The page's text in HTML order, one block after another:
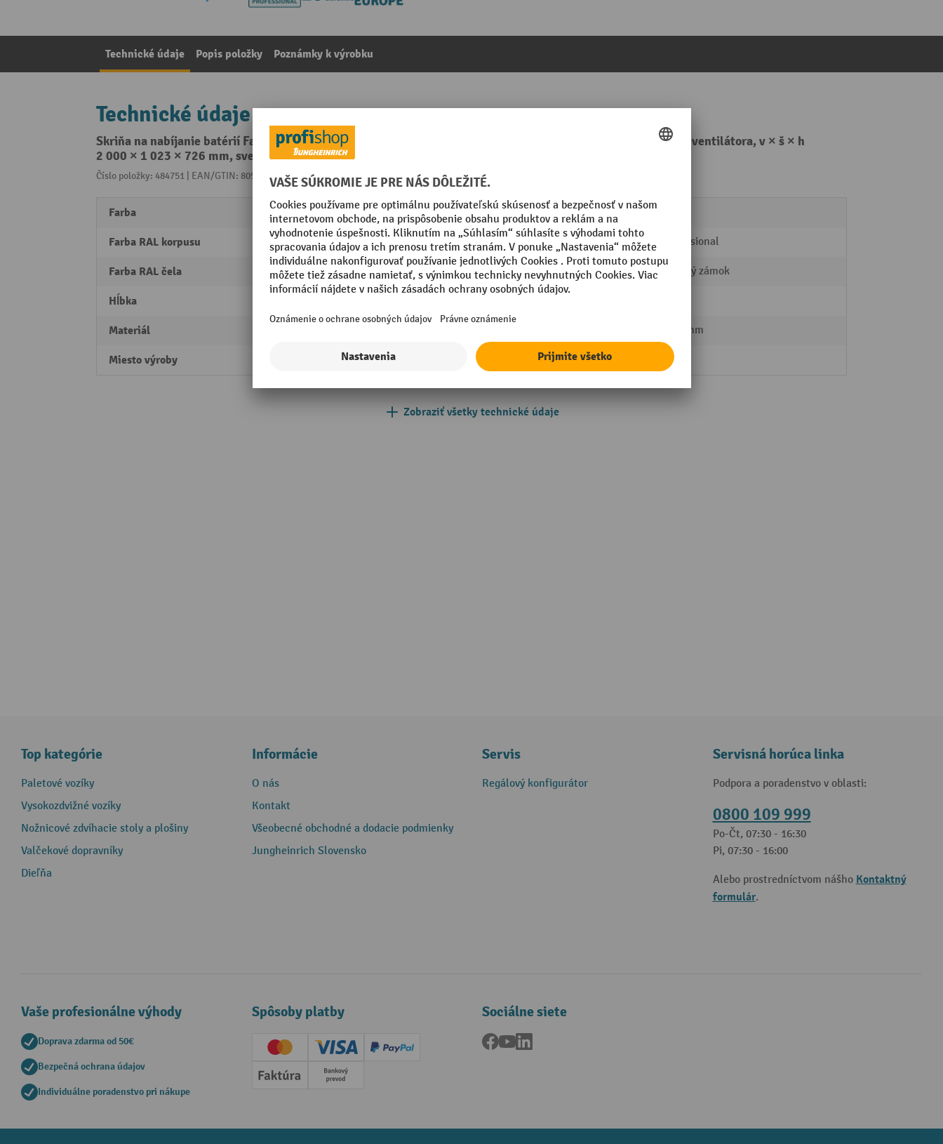
Technické údaje Popis položky Poznámky k výrobku
Technické údaje
Skriňa na nabíjanie batérií Fami PERFOM, 2 perforované police, energetické kanály, zásuvkové lišty, mriežka ventilátora, v × š × h
2 000 × 1 023 × 726 mm, svetlomodrá
Číslo položky: 484751 | EAN/GTIN: 8057711397327Z kategórie:Bezpečnostná skriňa na nabíjanie batérií
Farba svetlomodrá
Farba RAL korpusu RAL 5012 svetlomodrá
Farba RAL čela RAL 5012 svetlomodrá
Hĺbka
Materiál
Miesto výroby Made in Europe
Počet políc
Segmentu Professional
Typ zámku Valcový zámok
2000 mm
Fami
Zobraziť všetky technické údaje
Top kategórie
Paletové vozíky
Vysokozdvižné vozíky
Nožnicové zdvíhacie stoly a plošiny
Valčekové dopravníky
Dieľňa
Informácie
O nás
Kontakt
Všeobecné obchodné a dodacie podmienky
Jungheinrich Slovensko
Servis
Regálový konfigurátor
Servisná horúca linka
Podpora a poradenstvo v oblasti:
0800 109 999
Po-Čt, 07:30 - 16:30
Pi, 07:30 - 16:00
Alebo prostredníctvom nášho Kontaktný
formulár.
Vaše profesionálne výhody
Doprava zdarma od 50€
Bezpečná ochrana údajov
Individuálne poradenstvo pri nákupe
Spôsoby platby
Creditcard (Master)Creditcard (Visa)
PayPal
Faktúra Predplatba
Sociálne siete
Facebook
YouTube